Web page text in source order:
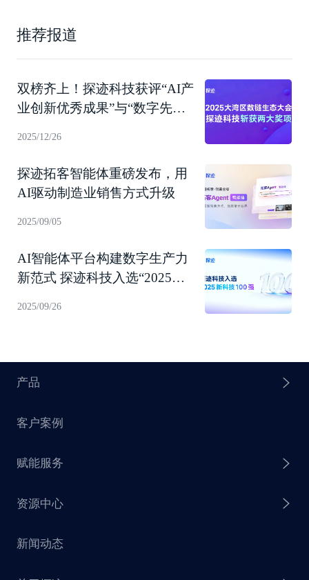
推荐报道
双榜齐上！探迹科技获评“AI产
业创新优秀成果”与“数字先锋
2025/12/26
探迹拓客智能体重磅发布，用
AI驱动制造业销售方式升级
2025/09/05
AI智能体平台构建数字生产力
新范式 探迹科技入选“2025新
2025/09/26
产品
探迹 AI Agent
探迹 AI 拓客
探迹 AI 触达
客户案例
赋能服务
赋能计划
资源中心
销售干货
新闻动态